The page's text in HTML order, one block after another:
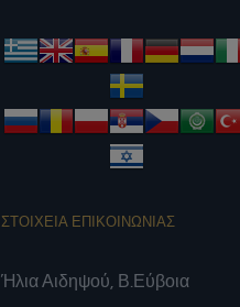
ΣΤΟΙΧΕΙΑ ΕΠΙΚΟΙΝΩΝΙΑΣ
Ήλια Αιδηψού, Β.Εύβοια